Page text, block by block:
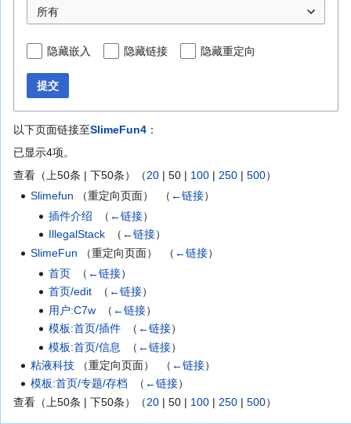
所有
隐藏嵌入 隐藏链接 隐藏重定向
提交
以下页面链接至SlimeFun4 ：
已显示4项。
查看（ 上50条 | 下50条）（20 | 50 | 100 | 250 | 500）
Slimefun （重定向页面） ‎ （ ←链接）
插件介绍
（ ←链接）
IllegalStack‎ （ ←链接）
SlimeFun （重定向页面） ‎ （ ←链接）
首页‎ （ ←链接）
首页/edit‎ （ ←链接）
用户:C7w‎ （ ←链接）
模板:首页/插件‎ （ ←链接）
模板:首页/信息
（ ←链接）
粘液科技 （重定向页面） ‎ （ ←链接）
模板:首页/专题/存档
（ ←链接）
查看（ 上50条 | 下50条）（20 | 50 | 100 | 250 | 500）